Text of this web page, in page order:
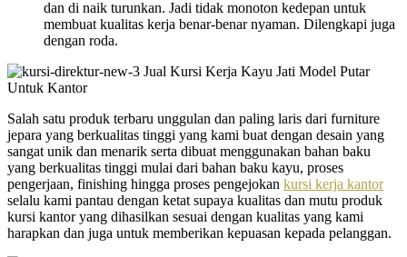
dan di naik turunkan. Jadi tidak monoton kedepan untuk
membuat kualitas kerja benar-benar nyaman. Dilengkapi juga
dengan roda.
Salah satu produk terbaru unggulan dan paling laris dari furniture
jepara yang berkualitas tinggi yang kami buat dengan desain yang
sangat unik dan menarik serta dibuat menggunakan bahan baku
yang berkualitas tinggi mulai dari bahan baku kayu, proses
pengerjaan, finishing hingga proses pengejokan kursi kerja kantor
selalu kami pantau dengan ketat supaya kualitas dan mutu produk
kursi kantor yang dihasilkan sesuai dengan kualitas yang kami
harapkan dan juga untuk memberikan kepuasan kepada pelanggan.